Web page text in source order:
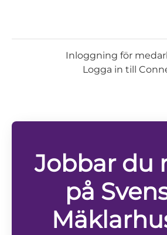
Inloggning för
Logga in till
Jobbar du
på